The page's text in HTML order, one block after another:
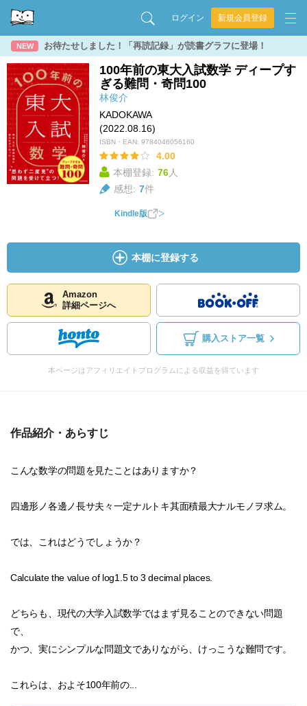
ログイン 新規会員登録
NEW お待たせしました！「再読記録」が読書グラフに登場！
100年前の東大入試数学 ディープす
ぎる難問・奇問100
林俊介
KADOKAWA
(2022.08.16)
ISBN・EAN: 9784046056160
4.00
本棚登録: 76人
感想: 7件
Kindle版
本棚に登録する
Amazon
詳細ページへ
購入ストア一覧
本ページはアフィリエイトプログラムによる収益を得ています
作品紹介・あらすじ
こんな数学の問題を見たことはありますか？
四邊形ノ各邊ノ長サ夫々一定ナルトキ其面積最大ナルモノヲ求ム。
では、これはどうでしょうか？
Calculate the value of log1.5 to 3 decimal places.
どちらも、現代の大学入試数学ではまず見ることのできない問題
で、
かつ、実にシンプルな問題文でありながら、けっこうな難問です。
これらは、およそ100年前の...